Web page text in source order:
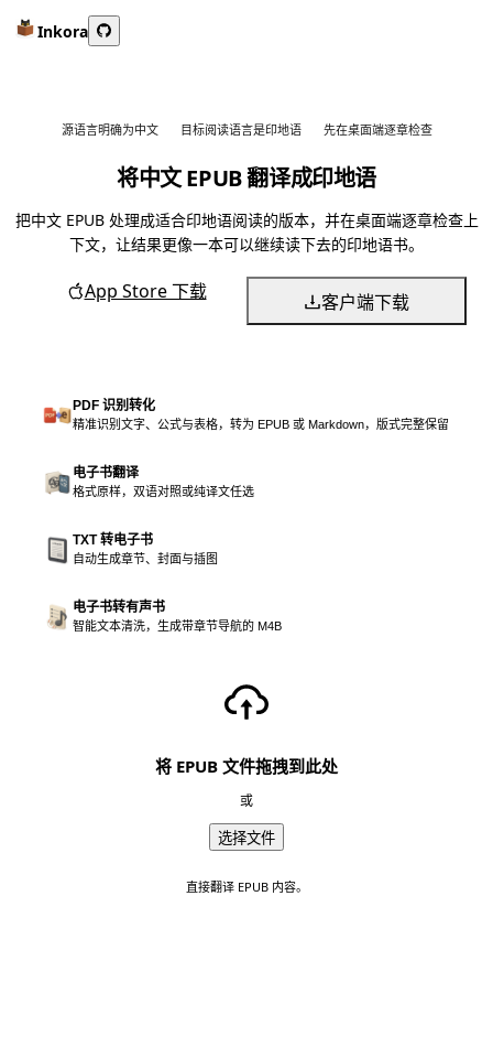
Inkora
源语言明确为中文 目标阅读语言是印地语 先在桌面端逐章检查
将中文 EPUB 翻译成印地语
把中文 EPUB 处理成适合印地语阅读的版本，并在桌面端逐章检查上
下文，让结果更像一本可以继续读下去的印地语书。
App Store 下载 客户端下载
PDF 识别转化
精准识别文字、公式与表格，转为 EPUB 或 Markdown，版式完整保留
电子书翻译
格式原样，双语对照或纯译文任选
TXT 转电子书
自动生成章节、封面与插图
电子书转有声书
智能文本清洗，生成带章节导航的 M4B
将 EPUB 文件拖拽到此处
或
选择文件
直接翻译 EPUB 内容。